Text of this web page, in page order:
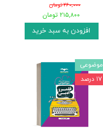
۲۶۰,۰۰۰ تومان
۲۱۵,۸۰۰ تومان
افزودن به سبد خرید
موضوعی
۱۷ درصد